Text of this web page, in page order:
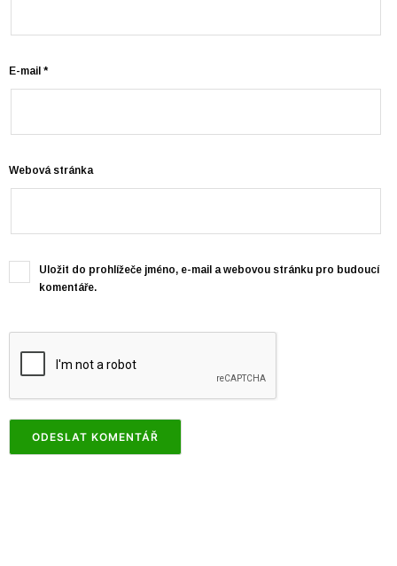
E-mail *
Webová stránka
Uložit do prohlížeče jméno, e-mail a webovou stránku pro budoucí
komentáře.